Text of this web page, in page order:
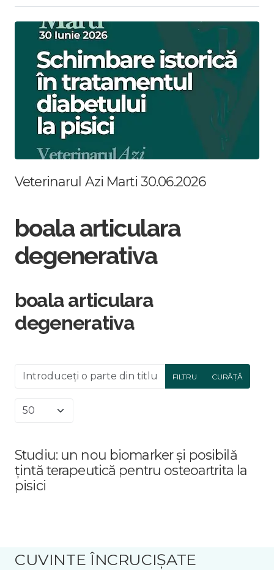
Veterinarul Azi Marti 30.06.2026
boala articulara
degenerativa
boala articulara
degenerativa
Introduceți o parte din titlu. FILTRU CURĂȚĂ
Afișare #
Studiu: un nou biomarker și posibilă
țintă terapeutică pentru osteoartrita la
pisici
CUVINTE ÎNCRUCIȘATE